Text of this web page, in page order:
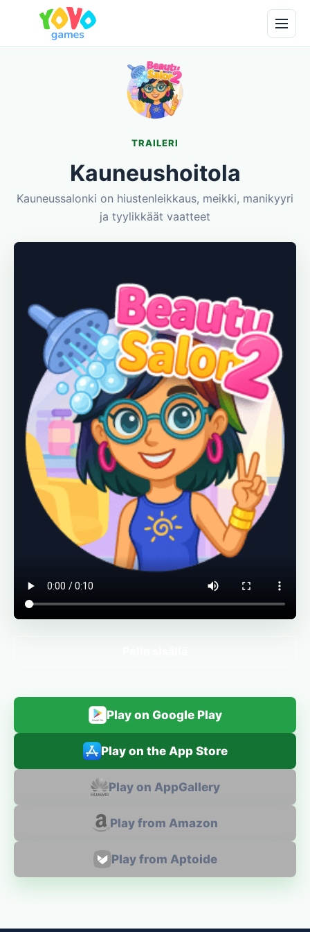
TRAILERI
Kauneushoitola
Kauneussalonki on hiustenleikkaus, meikki, manikyyri
ja tyylikkäät vaatteet
Play on Google Play
Play on the App Store
Play on AppGallery
Play from Amazon
Play from Aptoide